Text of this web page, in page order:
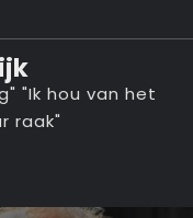
"Ik hou van het
raak"